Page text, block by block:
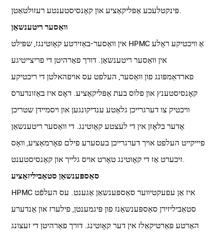
פּינקטלעכע אַפּליקאַציע און קאָנסיסטענטע רעזולטאַטן.
וואַסער ריטענשאַן
אין וואַסער-באַזירטע קאָוטינגז, שפּילט HPMC אַ וויכטיקע ראָלע
אין וואַסער ריטענשאַן. דורך פאַרהיטן די פריצייטיגע
פארדאַמפּונג פון וואַסער, העלפט עס אויפהאלטן די ריכטיקע
קאָנסיסטענץ און פלוס בעת אַפּליקאַציע. דאָס איז באַזונדערס
וויכטיק צו דערגרייכן גלאַטע ענדיקונגען און ויסמיידן שטריכן
אָדער בלאָזן אין די לעצטע קאָוטינג. די וואַסער ריטענשאַן
פיייקייט העלפט אויך דערגרייכן בעסערע פילם פאָרמאַציע, וואָס
זיכערט אַז די קאָוטינג טאָרט אויס גלייך און קאָנסיסטענט.
סאַספּענשאַן סטאַביליזאַציע
HPMC איז אַן עפעקטיווער סאַספּענשאַן אַגענט. עס העלפֿט
סטאַביליזירן סאַספּענשאַנז פון פּיגמענטן, פילערז און אַנדערע
האַרטע פּאַרטיקאַלז אין דער קאָוטינג. דורך פאַרהיטן די זעצונג